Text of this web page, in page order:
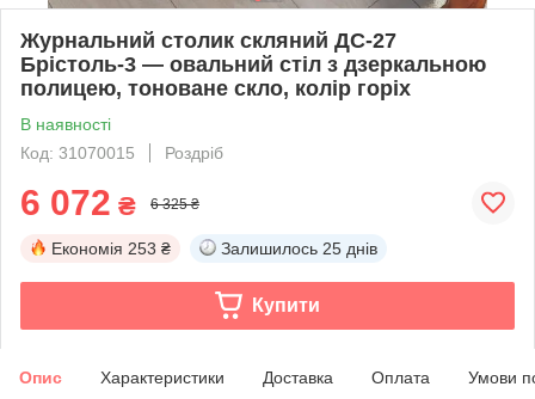
Журнальний столик скляний ДС-27
Брістоль-3 — овальний стіл з дзеркальною
полицею, тоноване скло, колір горіх
В наявності
Код: 31070015
Роздріб
6 072 ₴ 6 325 ₴
Економія 253 ₴ Залишилось 25 днів
Купити
Опис Характеристики Доставка Оплата Умови